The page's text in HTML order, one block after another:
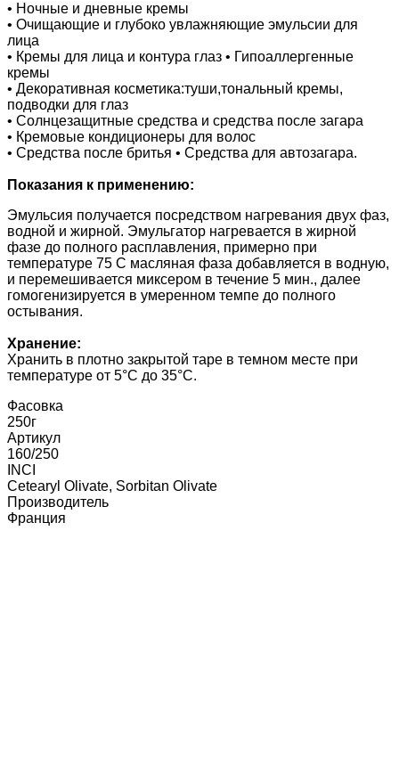
• Ночные и дневные кремы
• Очищающие и глубоко увлажняющие эмульсии для
лица
• Кремы для лица и контура глаз • Гипоаллергенные
кремы
• Декоративная косметика:туши,тональный кремы,
подводки для глаз
• Солнцезащитные средства и средства после загара
• Кремовые кондиционеры для волос
• Средства после бритья • Средства для автозагара.
Показания к применению:
Эмульсия получается посредством нагревания двух фаз,
водной и жирной. Эмульгатор нагревается в жирной
фазе до полного расплавления, примерно при
температуре 75 С масляная фаза добавляется в водную,
и перемешивается миксером в течение 5 мин., далее
гомогенизируется в умеренном темпе до полного
остывания.
Хранение:
Хранить в плотно закрытой таре в темном месте при
температуре от 5°C до 35°C.
Фасовка
250г
Артикул
160/250
INCI
Cetearyl Olivаte, Sorbitan Olivate
Производитель
Франция